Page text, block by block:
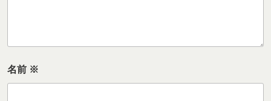
名前 ※